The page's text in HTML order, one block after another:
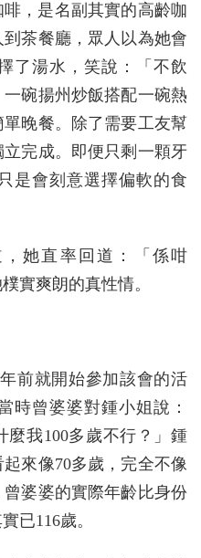
，是名副其實的高齡咖
茶餐廳，眾人以為她會
了湯水，笑說：「不飲
碗揚州炒飯搭配一碗熱
晚餐。除了需要工友幫
完成。即便只剩一顆牙
是會刻意選擇偏軟的食
她直率回道：「係咁
實爽朗的真性情。
前就開始參加該會的活
時曾婆婆對鍾小姐說：
麼我100多歲不行？」鍾
來像70多歲，完全不像
婆婆的實際年齡比身份
已116歲。